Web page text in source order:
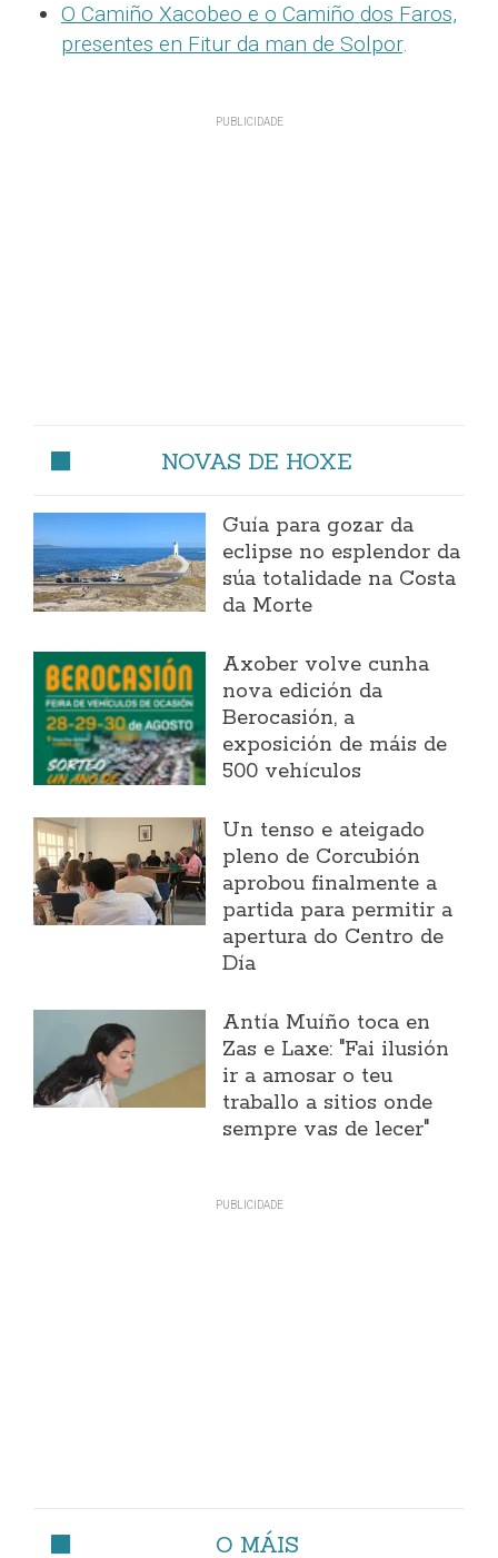
O Camiño Xacobeo e o Camiño dos Faros,
presentes en Fitur da man de Solpor.
NOVAS DE HOXE
Guía para gozar da
eclipse no esplendor da
súa totalidade na Costa
da Morte
Axober volve cunha
nova edición da
Berocasión, a
exposición de máis de
500 vehículos
Un tenso e ateigado
pleno de Corcubión
aprobou finalmente a
partida para permitir a
apertura do Centro de
Día
Antía Muíño toca en
Zas e Laxe: "Fai ilusión
ir a amosar o teu
traballo a sitios onde
sempre vas de lecer"
O MÁIS